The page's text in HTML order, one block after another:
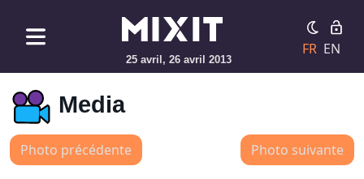
25 avril, 26 avril 2013
FR EN
Media
Photo précédente Photo suivante